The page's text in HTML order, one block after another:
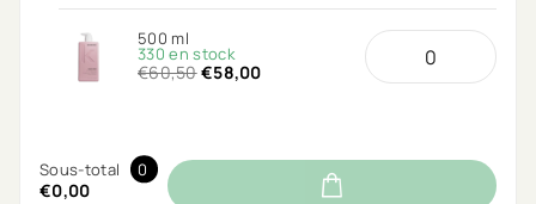
500 ml
330 en stock
€60,50€58,00
Sous-total 0
€0,00